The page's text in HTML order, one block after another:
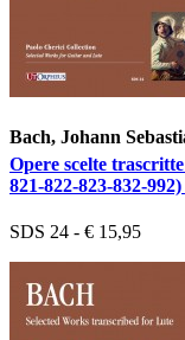
Bach, Johann
Opere scelte
821-822-823-832-
SDS 24 - € 15,95